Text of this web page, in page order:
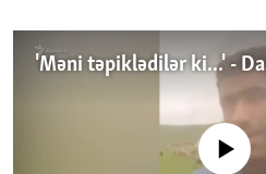
No media source